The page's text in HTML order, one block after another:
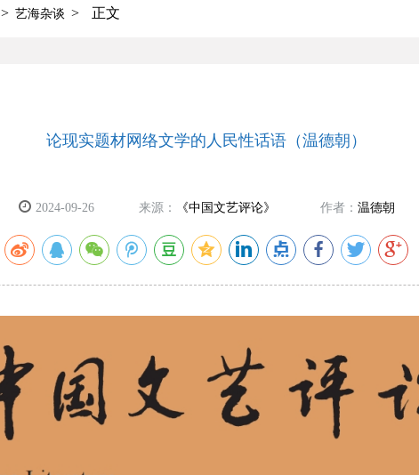
> 艺海杂谈 > 正文
论现实题材网络文学的人民性话语（温德朝）
2024-09-26 来源： 《中国文艺评论》 作者： 温德朝